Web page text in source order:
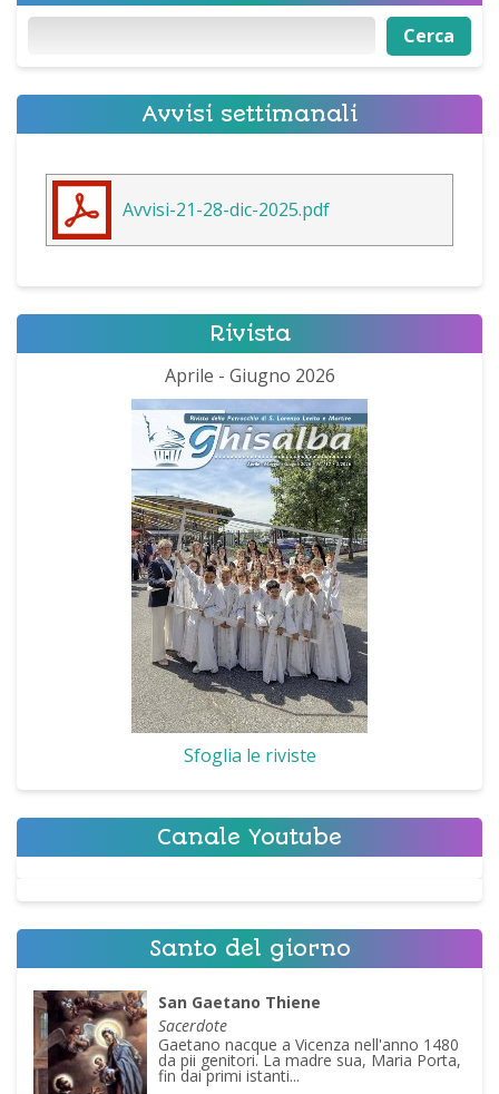
Cerca Cerca
Avvisi settimanali
Avvisi-21-28-dic-2025.pdf
Rivista
Aprile - Giugno 2026
Sfoglia le riviste
Canale Youtube
Santo del giorno
San Gaetano Thiene
Sacerdote
Gaetano nacque a Vicenza nell'anno 1480
da pii genitori. La madre sua, Maria Porta,
fin dai primi istanti...